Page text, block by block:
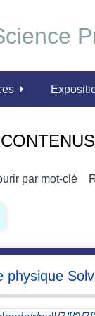
par mot-clé
physique